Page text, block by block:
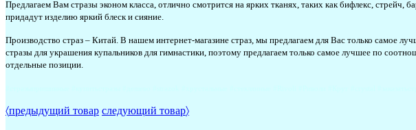
Предлагаем Вам стразы эконом класса, отлично смотрится на ярких тканях, таких как бифлекс,
придадут изделию яркий блеск и сияние.
Производство страз – Китай. В нашем интернет-магазине страз, мы предлагаем для Вас только самое
стразы для украшения купальников для гимнастики, поэтому предлагаем только самое лучшее по
отдельные позиции.
〈предыдущий товар следующий товар〉